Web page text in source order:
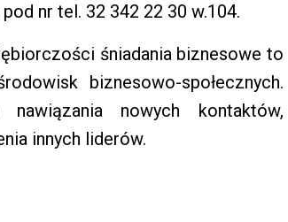
pod nr tel. 32 342 22 30 w.104.
śniadania biznesowe to
biznesowo-społecznych.
nowych kontaktów,
innych liderów.